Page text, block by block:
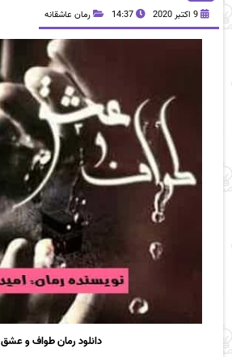
9 اکتبر 2020 14:37 رمان عاشقانه
دانلود رمان طواف و عشق